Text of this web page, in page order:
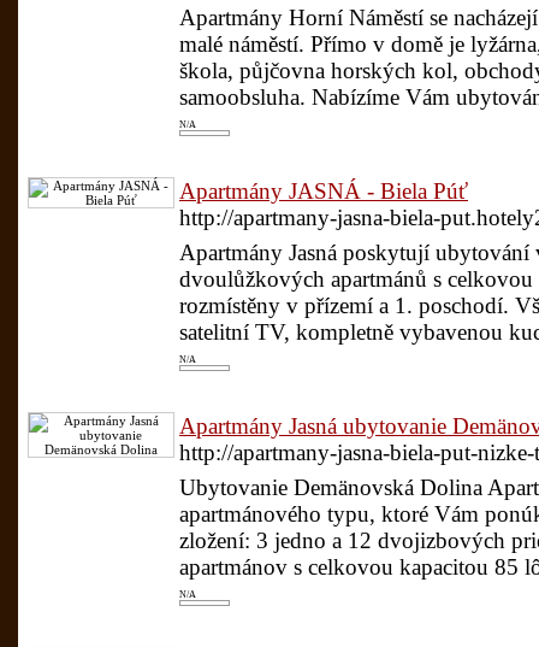
Apartmány Horní Náměstí se
malé náměstí. Přímo v domě je
škola, půjčovna horských kol,
samoobsluha. Nabízíme Vám
N/A
Apartmány JASNÁ - Biela Púť
http://apartmany-jasna-biela-
Apartmány Jasná poskytují
dvoulůžkových apartmánů s
rozmístěny v přízemí a 1. poschodí.
satelitní TV, kompletně vybavenou
N/A
Apartmány Jasná ubytovanie
http://apartmany-jasna-biela-put-
Ubytovanie Demänovská Dolina
apartmánového typu, ktoré Vám
zložení: 3 jedno a 12 dvojizbových
apartmánov s celkovou kapacitou 85
N/A